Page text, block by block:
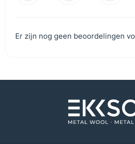
Er zijn nog geen beoordelingen